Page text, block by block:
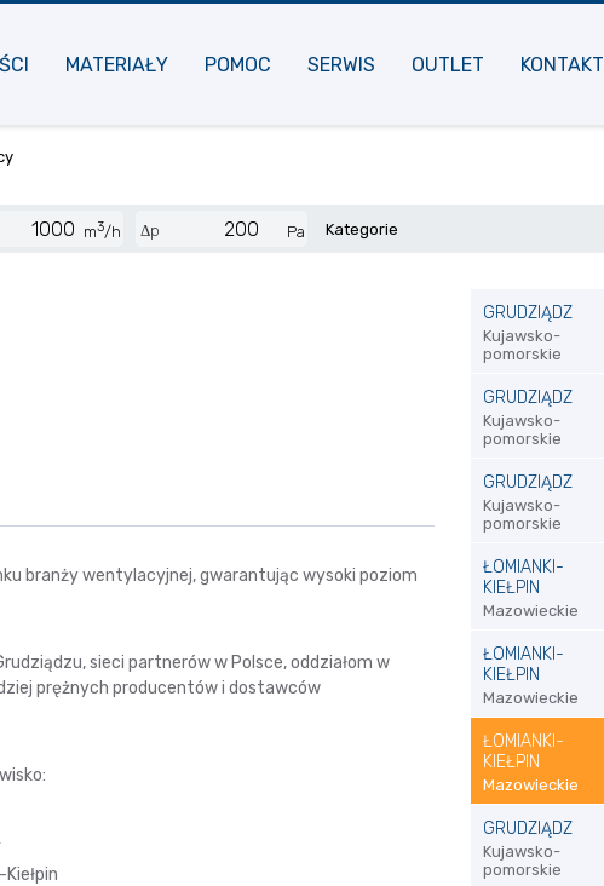
MATERIAŁY POMOC SERWIS OUTLET KONTAKT
m3/h Δp Pa Kategorie
branży wentylacyjnej, gwarantując wysoki poziom
sieci partnerów w Polsce, oddziałom w
prężnych producentów i dostawców
GRUDZIĄDZ
Kujawsko-
pomorskie
GRUDZIĄDZ
Kujawsko-
pomorskie
GRUDZIĄDZ
Kujawsko-
pomorskie
ŁOMIANKI-
KIEŁPIN
Mazowieckie
ŁOMIANKI-
KIEŁPIN
Mazowieckie
ŁOMIANKI-
KIEŁPIN
Mazowieckie
GRUDZIĄDZ
Kujawsko-
pomorskie